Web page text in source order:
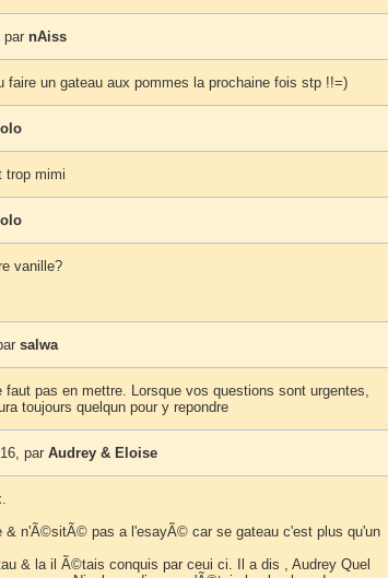
par nAiss
faire un gateau aux pommes la prochaine fois stp !!=)
lolo
trop mimi
lolo
vanille?
salwa
pas en mettre. Lorsque vos questions sont urgentes,
toujours quelqun pour y repondre
par Audrey & Eloise
& n'Ã©sitÃ© pas a l'esayÃ© car se gateau c'est plus qu'un
& la il Ã©tais conquis par ceui ci. Il a dis , Audrey Quel